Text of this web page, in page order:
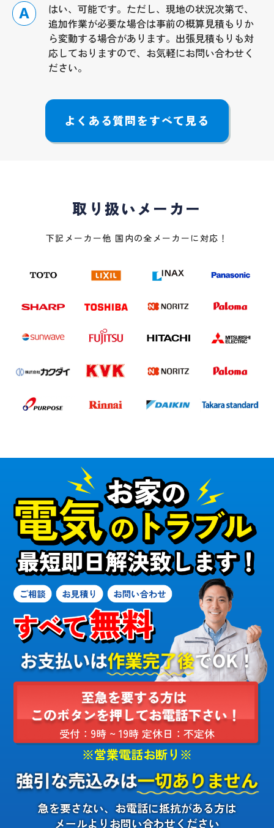
A
はい、可能です。ただし、現地の状況次第で、
追加作業が必要な場合は事前の概算見積もりか
ら変動する場合があります。出張見積もりも対
応しておりますので、お気軽にお問い合わせく
ださい。
よくある質問をすべて見る
取り扱いメーカー
下記メーカー他 国内の全メーカーに対応！
受付：9時 ~ 19時 定休日：不定休
※営業電話お断り※
急を要さない、お電話に抵抗がある方は
メールよりお問い合わせください